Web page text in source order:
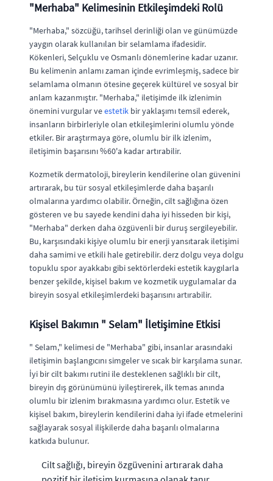
"Merhaba" Kelimesinin Etkileşimdeki Rolü
"Merhaba," sözcüğü, tarihsel derinliği olan ve günümüzde
yaygın olarak kullanılan bir selamlama ifadesidir.
Kökenleri, Selçuklu ve Osmanlı dönemlerine kadar uzanır.
Bu kelimenin anlamı zaman içinde evrimleşmiş, sadece bir
selamlama olmanın ötesine geçerek kültürel ve sosyal bir
anlam kazanmıştır. "Merhaba," iletişimde ilk izlenimin
önemini vurgular veestetik bir yaklaşımı temsil ederek,
insanların birbirleriyle olan etkileşimlerini olumlu yönde
etkiler. Bir araştırmaya göre, olumlu bir ilk izlenim,
iletişimin başarısını %60'a kadar artırabilir.
Kozmetik dermatoloji, bireylerin kendilerine olan güvenini
artırarak, bu tür sosyal etkileşimlerde daha başarılı
olmalarına yardımcı olabilir. Örneğin, cilt sağlığına özen
gösteren ve bu sayede kendini daha iyi hisseden bir kişi,
"Merhaba" derken daha özgüvenli bir duruş sergileyebilir.
Bu, karşısındaki kişiye olumlu bir enerji yansıtarak iletişimi
daha samimi ve etkili hale getirebilir. derz dolgu veya dolgu
topuklu spor ayakkabı gibi sektörlerdeki estetik kaygılarla
benzer şekilde, kişisel bakım ve kozmetik uygulamalar da
bireyin sosyal etkileşimlerdeki başarısını artırabilir.
Kişisel Bakımın " Selam" İletişimine Etkisi
" Selam," kelimesi de "Merhaba" gibi, insanlar arasındaki
iletişimin başlangıcını simgeler ve sıcak bir karşılama sunar.
İyi bir cilt bakımı rutini ile desteklenen sağlıklı bir cilt,
bireyin dış görünümünü iyileştirerek, ilk temas anında
olumlu bir izlenim bırakmasına yardımcı olur. Estetik ve
kişisel bakım, bireylerin kendilerini daha iyi ifade etmelerini
sağlayarak sosyal ilişkilerde daha başarılı olmalarına
katkıda bulunur.
Cilt sağlığı, bireyin özgüvenini artırarak daha